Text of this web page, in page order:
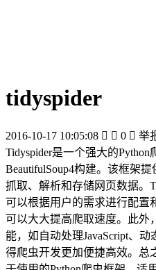
tidyspider
2016-10-17 10:05:08   0  举
Tidyspider是一个强大的Python
BeautifulSoup4构建。该框架
抓取、解析和存储网页数据。
可以根据用户的需求进行配置
可以大大提高爬取速度。此外
能，如自动处理JavaScript、
得爬虫开发更加便捷高效。总